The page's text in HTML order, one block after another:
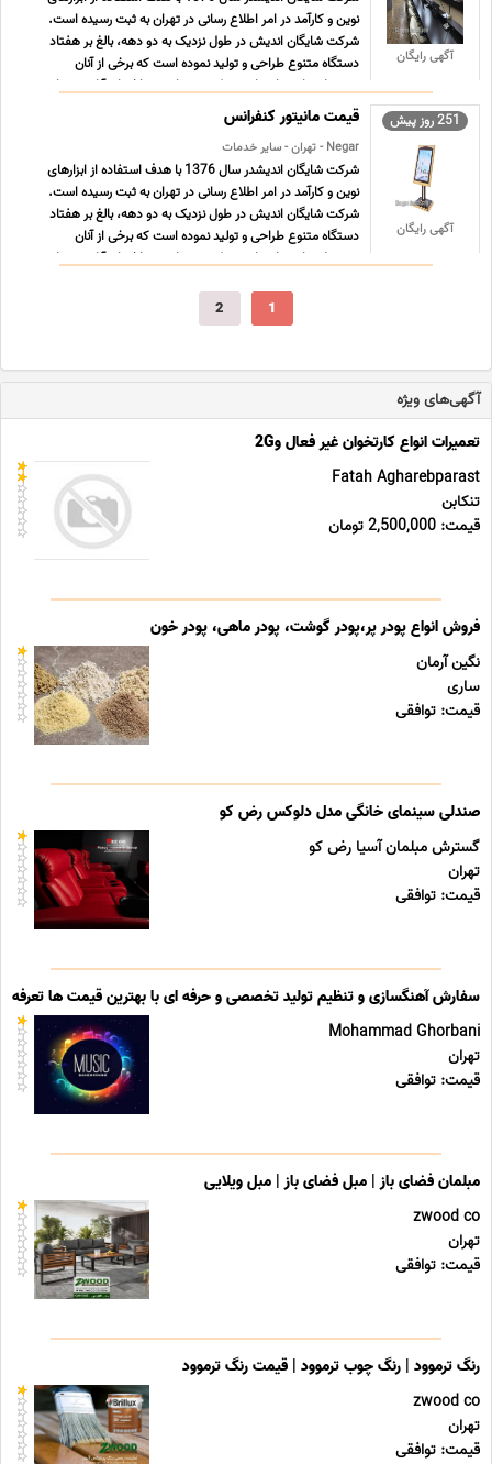
آگهی رایگان
نوین و کارآمد در امر اطلاع رسانی در تهران به ثبت رسیده است.
شرکت شایگان اندیش در طول نزدیک به دو دهه، بالغ بر هفتاد
دستگاه متنوع طراحی و تولید نموده است که برخی از آنان
محصولات انحصاری این شرکت می باشند و اختراع آنان در سازم ...
...
251 روز پیش
آگهی رایگان
قیمت مانیتور کنفرانس
Negar - تهران - سایر خدمات
شرکت شایگان اندیشدر سال 1376 با هدف استفاده از ابزارهای
نوین و کارآمد در امر اطلاع رسانی در تهران به ثبت رسیده است.
شرکت شایگان اندیش در طول نزدیک به دو دهه، بالغ بر هفتاد
دستگاه متنوع طراحی و تولید نموده است که برخی از آنان
محصولات انحصاری این شرکت می باشند و اختراع آنان در سازم ...
1
2
آگهی‌های ویژه
تعمیرات انواع کارتخوان غیر فعال و2G
Fatah Agharebparast
تنکابن
قیمت: 2,500,000 تومان
فروش انواع پودر پر،پودر گوشت، پودر ماهی، پودر خون
نگین آرمان
ساری
قیمت: توافقی
صندلی سینمای خانگی مدل دلوکس رض کو
گسترش مبلمان آسیا رض کو
تهران
قیمت: توافقی
سفارش آهنگسازی و تنظیم تولید تخصصی و حرفه ای با بهترین قیمت ها تعرفه
Mohammad Ghorbani
تهران
قیمت: توافقی
مبلمان فضای باز | مبل فضای باز | مبل ویلایی
zwood co
تهران
قیمت: توافقی
رنگ ترموود | رنگ چوب ترموود | قیمت رنگ ترموود
zwood co
تهران
قیمت: توافقی